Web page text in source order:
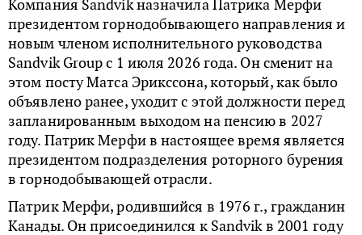
Компания Sandvik назначила Патрика Мерфи
президентом горнодобывающего направления и
новым членом исполнительного руководства
Sandvik Group с 1 июля 2026 года. Он сменит на
этом посту Матса Эрикссона, который, как было
объявлено ранее, уходит с этой должности перед
запланированным выходом на пенсию в 2027
году. Патрик Мерфи в настоящее время является
президентом подразделения роторного бурения
в горнодобывающей отрасли.
Патрик Мерфи, родившийся в 1976 г., гражданин
Канады. Он присоединился к Sandvik в 2001 году